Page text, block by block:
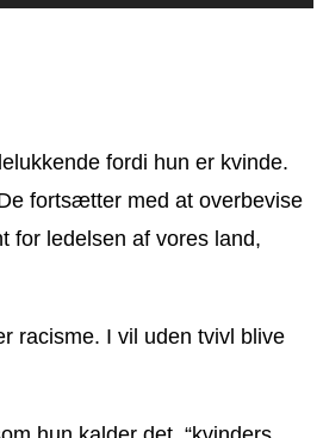
fordi hun er kvinde.
fortsætter med at overbevise
for ledelsen af vores land,
racisme. I vil uden tvivl blive